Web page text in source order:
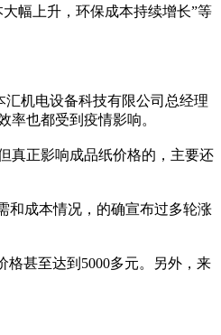
幅上升，环保成本持续增长”等
机电设备科技有限公司总经理
也都受到疫情影响。
真正影响成品纸价格的，主要还
成本情况，的确宣布过多轮涨
甚至达到5000多元。另外，来